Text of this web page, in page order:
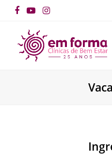
Facebook
YouTubeInstagram